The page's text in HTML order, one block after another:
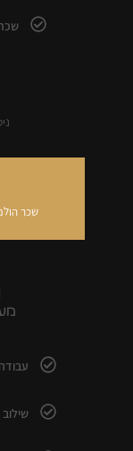
שכר